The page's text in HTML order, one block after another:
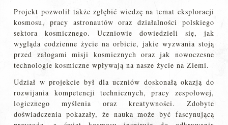
Projekt pozwolił także zgłębić wiedzę na temat eksploracji
kosmosu, pracy astronautów oraz działalności polskiego
sektora kosmicznego. Uczniowie dowiedzieli się, jak
wygląda codzienne życie na orbicie, jakie wyzwania stoją
przed załogami misji kosmicznych oraz jak nowoczesne
technologie kosmiczne wpływają na nasze życie na Ziemi.
Udział w projekcie był dla uczniów doskonałą okazją do
rozwijania kompetencji technicznych, pracy zespołowej,
logicznego myślenia oraz kreatywności. Zdobyte
doświadczenia pokazały, że nauka może być fascynującą